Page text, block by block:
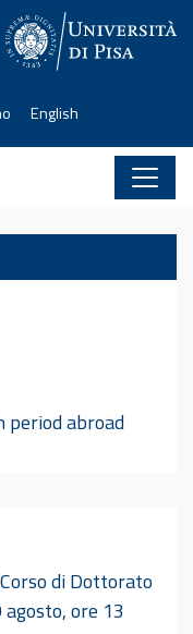
English
period abroad
di Dottorato
ore 13